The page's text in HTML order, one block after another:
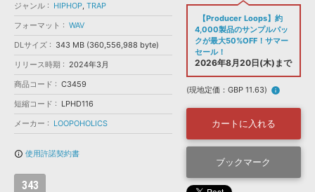
DAW »
効果音 »
BGM »
SONICWIREブログ »
FAQ »
お問い合わせ »
楽曲配信流通サービス
無償のサウンド管理ソフト
次世代型 ボーカル・エディタ
APS 映像のBGM・セリフを音声分離
ランキング
ジャンル
HIPHOP, TRAP
フォーマット
WAV
DLサイズ
343 MB (360,556,988 byte)
リリース時期
2024年3月
商品コード
C3459
短縮コード
LPHD116
メーカー
LOOPOHOLICS
info_outline 使用許諾契約書
343
【Producer Loops】約
4,000製品のサンプルパッ
クが最大50%OFF！サマー
セール！
2026年8月20日(木)まで
(現地定価：GBP 11.63) info
カートに入れる
ブックマーク